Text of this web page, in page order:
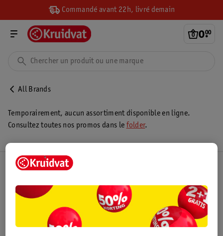
Commandé avant 22h, livré demain
0.
00
All Brands
Temporairement, aucun assortiment disponible en ligne.
Consultez toutes nos promos dans le folder.